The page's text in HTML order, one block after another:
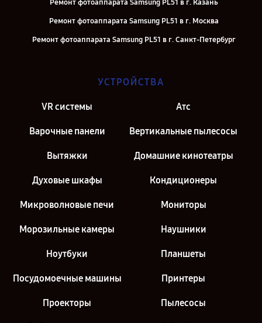
Ремонт фотоаппарата Samsung PL51 в г. Казань
Ремонт фотоаппарата Samsung PL51 в г. Москва
Ремонт фотоаппарата Samsung PL51 в г. Санкт-Петербург
УСТРОЙСТВА
VR системы Атс
Варочные панели Вертикальные пылесосы
Вытяжки Домашние кинотеатры
Духовые шкафы Кондиционеры
Микроволновые печи Мониторы
Морозильные камеры Наушники
Ноутбуки Планшеты
Посудомоечные машины Принтеры
Проекторы Пылесосы